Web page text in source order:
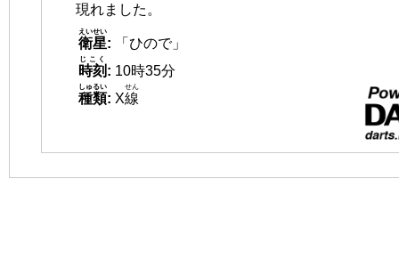
現れました。
衛星
えいせい
:
「ひので」
時刻
じこく
: 10時35分
種類
しゅるい
: X線
せん